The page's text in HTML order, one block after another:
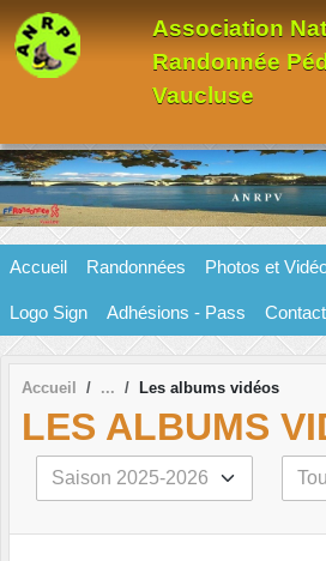
Association
Randonnée
Vaucluse
Accueil Randonnées Photos et
Logo Sign Adhésions - Pass Contact
Accueil Les albums vidéos
LES ALBUMS
Panneau de gestion des cookies